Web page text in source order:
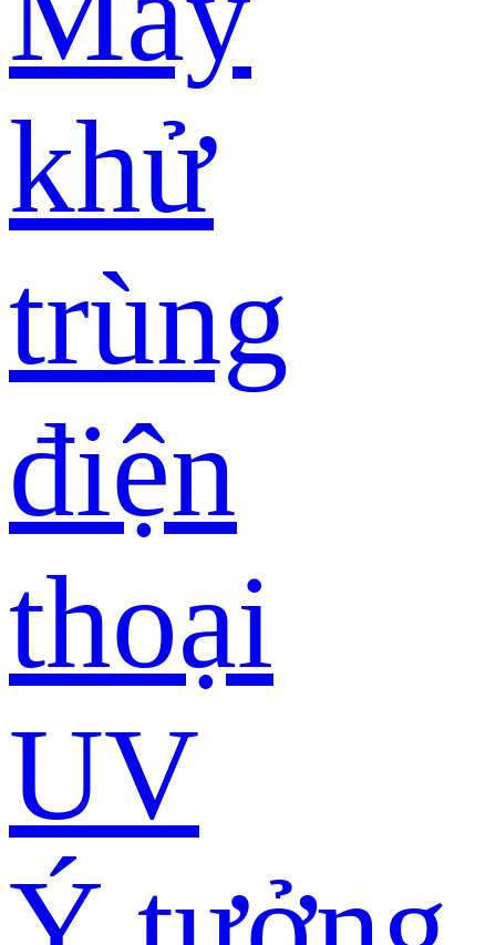
khử
trùng
điện
thoại
UV